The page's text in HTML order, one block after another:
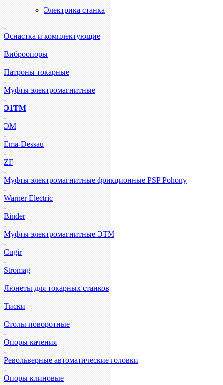
Электрика станка
-
Оснастка и комплектующие
+
Виброопоры
+
Патроны токарные
-
Муфты электромагнитные
-
Э1ТМ
-
ЭМ
-
Ema-Dessau
-
ZF
-
Муфты электромагнитные фрикционные PSP Pohony
-
Warner Electric
-
Binder
-
Муфты электромагнитные ЭТМ
-
Cugir
-
Stromag
+
Люнеты для токарных станков
+
Тиски
+
Столы поворотные
-
Опоры качения
-
Револьверные автоматические головки
-
Опоры клиновые